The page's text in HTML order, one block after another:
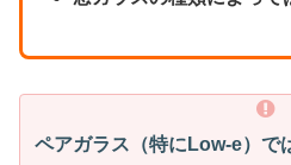
ペアガラス（特にLow-e）で